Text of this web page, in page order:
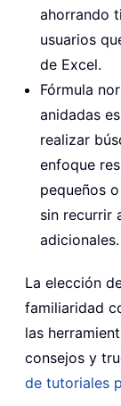
ahorrando
usuarios
de Excel.
Fórmula
anidadas
realizar
enfoque
pequeños
sin recurrir
adicionales.
La elección
familiaridad
las
consejos y
de tutoriales